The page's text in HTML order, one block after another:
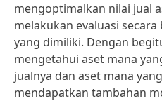
mengoptimalkan nilai jual
melakukan evaluasi
yang dimiliki. Dengan
mengetahui aset mana
jualnya dan aset mana
mendapatkan tambahan